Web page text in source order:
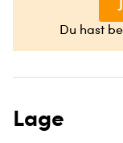
Du hast
Lage